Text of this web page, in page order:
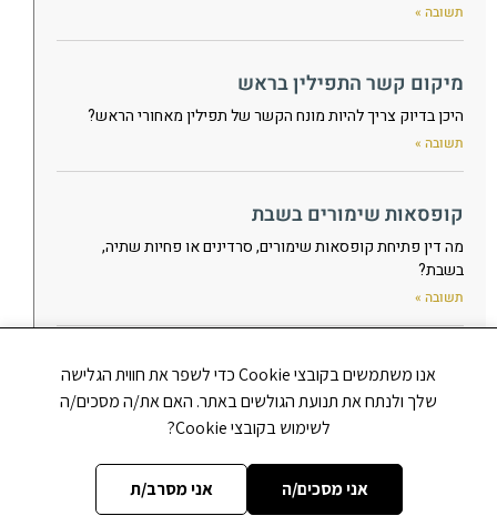
תשובה »
מיקום קשר התפילין בראש
היכן בדיוק צריך להיות מונח הקשר של תפילין מאחורי הראש?
תשובה »
קופסאות שימורים בשבת
מה דין פתיחת קופסאות שימורים, סרדינים או פחיות שתיה,
בשבת?
תשובה »
האם להעיר לבעל-קורא
האם יש להעיר לבעל-קורא שטעה בקריאת התורה, גם כאשר הדבר
מלבין את פניו, או שצריך להימנע מלהעיר בכדי שלא ייעלב?
אנו משתמשים בקובצי Cookie כדי לשפר את חווית הגלישה
שלך ולנתח את תנועת הגולשים באתר. האם את/ה מסכים/ה
לשימוש בקובצי Cookie?
אני מסכים/ה אני מסרב/ת